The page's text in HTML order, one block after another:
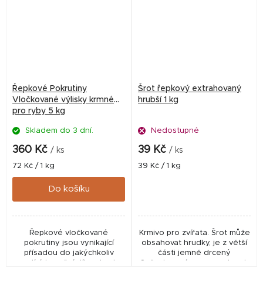
Řepkové Pokrutiny
Vločkované výlisky krmné
pro ryby 5 kg
Skladem do 3 dní.
360 Kč / ks
Měrná
cena:
72 Kč / 1 kg
Do košíku
Řepkové vločkované
pokrutiny jsou vynikající
přísadou do jakýchkoliv
vnadících směsí díky obsahu
Šrot řepkový extrahovaný
hrubší 1 kg
Nedostupné
39 Kč / ks
Měrná
39 Kč / 1 kg
Krmivo pro zvířata. Šrot může
obsahovat hrudky, je z větší
části jemně drcený
Sešrotovaná semena slupek